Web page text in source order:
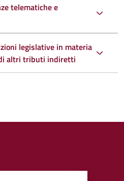
telematiche e
legislative in materia
altri tributi indiretti